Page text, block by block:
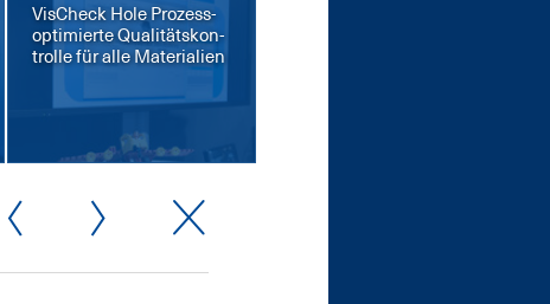
Vi­sCheck Ho­le Pro­zess­
op­ti­mier­te Qua­li­täts­kon­
trol­le für al­le Ma­te­ria­li­en